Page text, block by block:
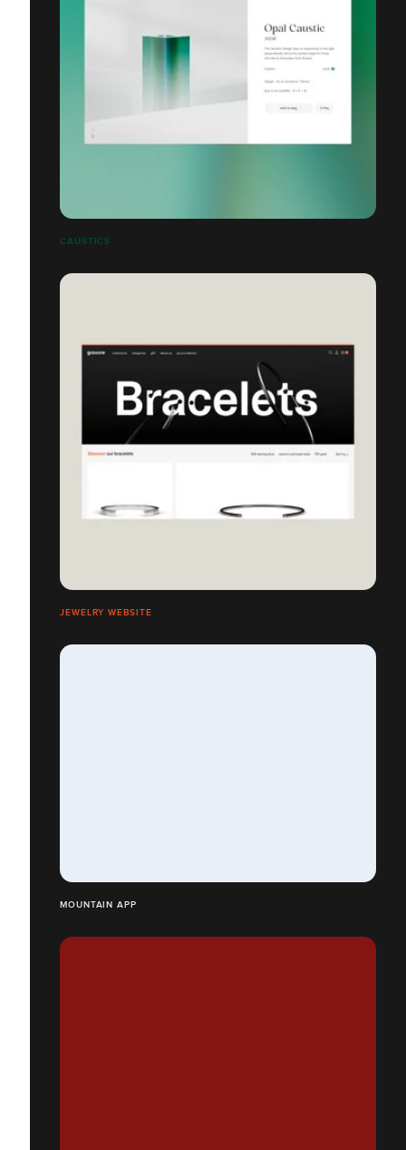
CAUSTICS
JEWELRY WEBSITE
MOUNTAIN APP